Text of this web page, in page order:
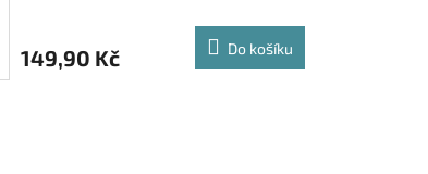
149,90 Kč Do košíku